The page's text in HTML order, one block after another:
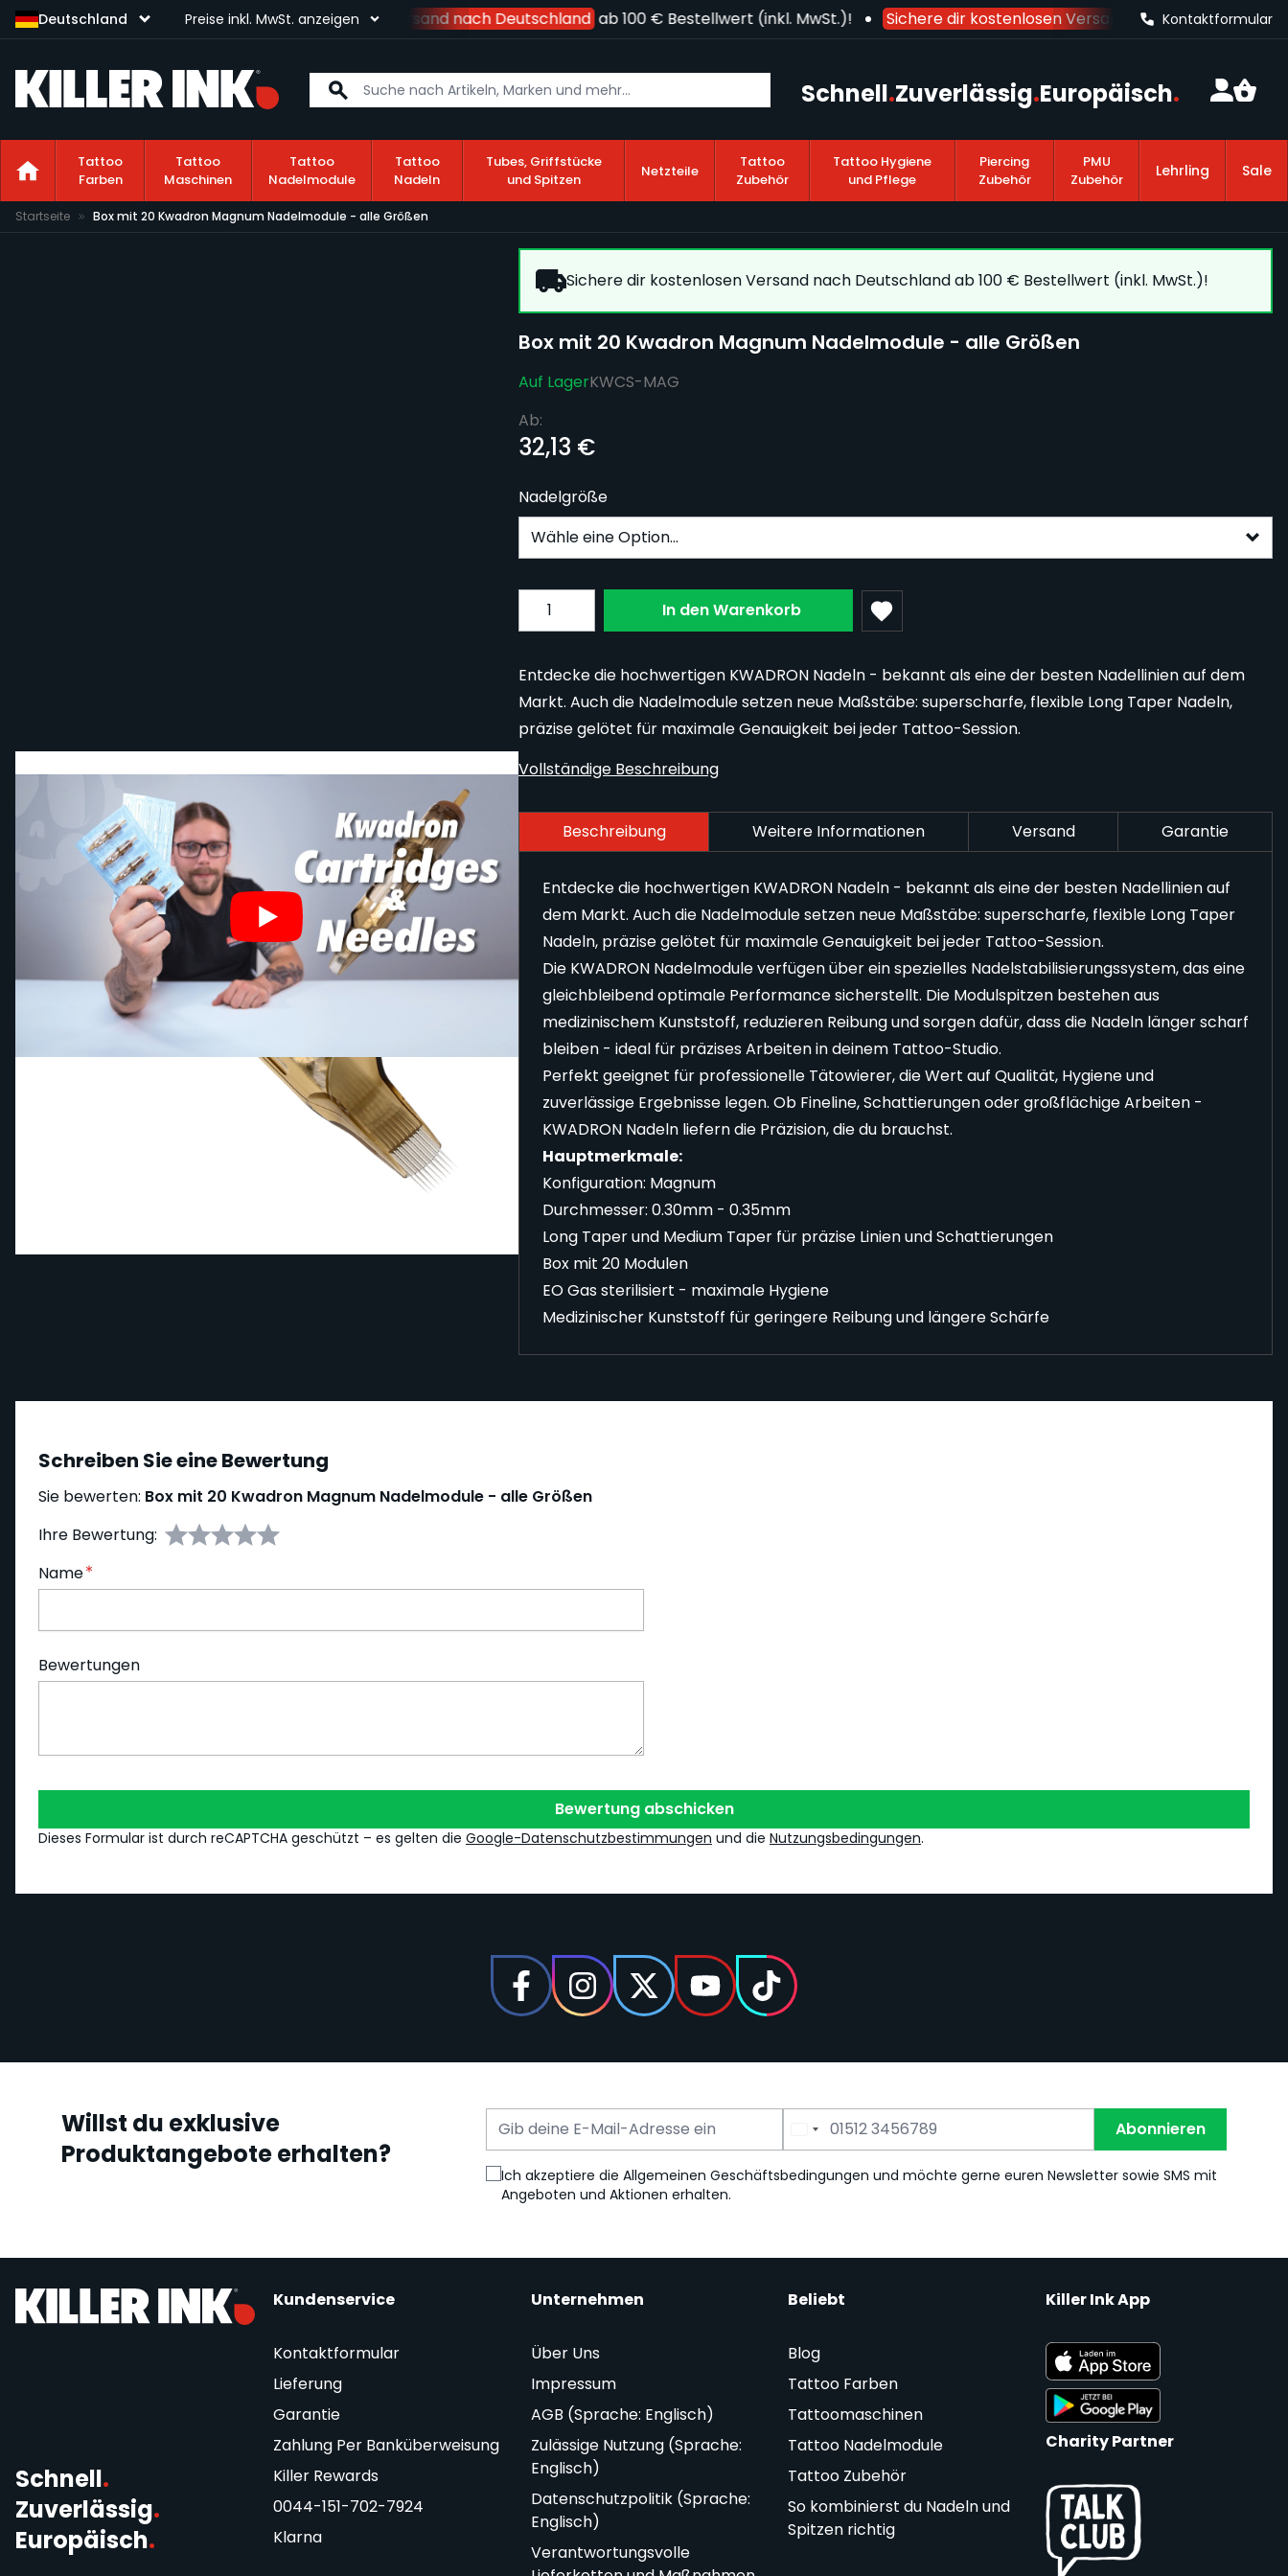
Deutschland Preise inkl. MwSt. anzeigen
Sichere dir kostenlosen Versand nach Deutschlandab 100 € Bestellwert (inkl. MwSt.)! Sichere dir kostenlosen Versand nach Deutschlandab
Kontaktformular
Schnell.Zuverlässig.Europäisch.
Tattoo
Farben
Tattoo
Maschinen
Tattoo
Nadelmodule
Tattoo
Nadeln
Tubes, Griffstücke
und Spitzen
Netzteile
Tattoo
Zubehör
Tattoo Hygiene
und Pflege
Piercing
Zubehör
PMU
Zubehör
Lehrling Sale
Zum Inhalt springen
Startseite Box mit 20 Kwadron Magnum Nadelmodule - alle Größen
Sichere dir kostenlosen Versand nach Deutschland ab 100 € Bestellwert (inkl. MwSt.)!
Box mit 20 Kwadron Magnum Nadelmodule - alle Größen
Auf LagerKWCS-MAG
Ab:
32,13 €
Nadelgröße
Subscribe to back in stock notification configurable form
Menge In den Warenkorb
Entdecke die hochwertigen KWADRON Nadeln - bekannt als eine der besten Nadellinien auf dem
Markt. Auch die Nadelmodule setzen neue Maßstäbe: superscharfe, flexible Long Taper Nadeln,
präzise gelötet für maximale Genauigkeit bei jeder Tattoo-Session.
Vollständige Beschreibung
Beschreibung Weitere Informationen Versand Garantie
Entdecke die hochwertigen KWADRON Nadeln - bekannt als eine der besten Nadellinien auf
dem Markt. Auch die Nadelmodule setzen neue Maßstäbe: superscharfe, flexible Long Taper
Nadeln, präzise gelötet für maximale Genauigkeit bei jeder Tattoo-Session.
Die KWADRON Nadelmodule verfügen über ein spezielles Nadelstabilisierungssystem, das eine
gleichbleibend optimale Performance sicherstellt. Die Modulspitzen bestehen aus
medizinischem Kunststoff, reduzieren Reibung und sorgen dafür, dass die Nadeln länger scharf
bleiben - ideal für präzises Arbeiten in deinem Tattoo-Studio.
Perfekt geeignet für professionelle Tätowierer, die Wert auf Qualität, Hygiene und
zuverlässige Ergebnisse legen. Ob Fineline, Schattierungen oder großflächige Arbeiten -
KWADRON Nadeln liefern die Präzision, die du brauchst.
Hauptmerkmale:
Konfiguration: Magnum
Durchmesser: 0.30mm - 0.35mm
Long Taper und Medium Taper für präzise Linien und Schattierungen
Box mit 20 Modulen
EO Gas sterilisiert - maximale Hygiene
Medizinischer Kunststoff für geringere Reibung und längere Schärfe
Schreiben Sie eine Bewertung
Sie bewerten: Box mit 20 Kwadron Magnum Nadelmodule - alle Größen
Ihre Bewertung:
Name
Bewertungen
Bewertung abschicken
Dieses Formular ist durch reCAPTCHA geschützt – es gelten die Google-Datenschutzbestimmungen und die Nutzungsbedingungen.
Willst du exklusive
Produktangebote erhalten?
E-Mail Adresse
Telefonnummer Abonnieren
Ich akzeptiere die Allgemeinen Geschäftsbedingungen und möchte gerne euren Newsletter sowie SMS mit
Angeboten und Aktionen erhalten.
Schnell.
Zuverlässig.
Europäisch.
Kundenservice
Kontaktformular
Lieferung
Garantie
Zahlung Per Banküberweisung
Killer Rewards
0044-151-702-7924
Klarna
Unternehmen
Über Uns
Impressum
AGB (Sprache: Englisch)
Zulässige Nutzung (Sprache:
Englisch)
Datenschutzpolitik (Sprache:
Englisch)
Verantwortungsvolle
Beliebt
Blog
Tattoo Farben
Tattoomaschinen
Tattoo Nadelmodule
Tattoo Zubehör
So kombinierst du Nadeln und
Spitzen richtig
Killer Ink App
Charity Partner